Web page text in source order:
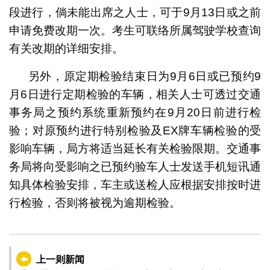
段进行，倘未能出席之人士，可于9月13日或之前
申请免费改期一次。考生可联络所属驾驶学校查询
有关改期的详细安排。
另外，原定期检验结束日为9月6日或已预约9
月6日进行定期检验的车辆，相关人士可透过交通
事务局之预约系统重新预约在9月20日前进行检
验；对原预约进行特别检验及EX牌车辆检验的受
影响车辆，局方将适当延长有关检验限期。交通事
务局将向受影响之已预约验车人士发送手机短讯通
知具体检验安排，车主或送检人应根据安排按时进
行检验，否则将被视为逾期检验。
上一则新闻